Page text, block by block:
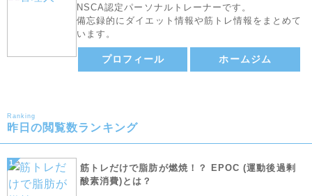
NSCA認定パーソナルトレーナーです。
備忘録的にダイエット情報や筋トレ情報をまとめて
います。
プロフィール ホームジム
Ranking
昨日の閲覧数ランキング
筋トレだけで脂肪が燃焼！？ EPOC (運動後過剰
酸素消費)とは？